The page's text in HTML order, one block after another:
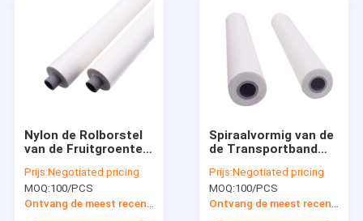
Ongeveer ons
Contacteer ons
Nylon de Rolborstel
van de Fruitgroente
het Schoonmaken
Prijs:Negotiated pricing
MOQ:100/PCS
Ontvang de meest recente Prijs
Spiraalvormig van de
de Transportband
Cilinder van het Rolei
de Borstels Zacht
Nylon
Prijs:Negotiated pricing
MOQ:100/PCS
Ontvang de meest recente Prijs